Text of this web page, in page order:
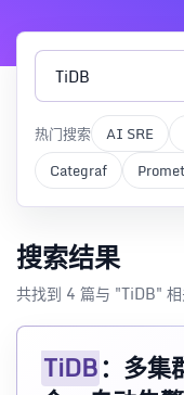
热门搜索 AI SRE
Categraf
搜索结果
共找到 4 篇与 "TiDB"
TiDB：多集